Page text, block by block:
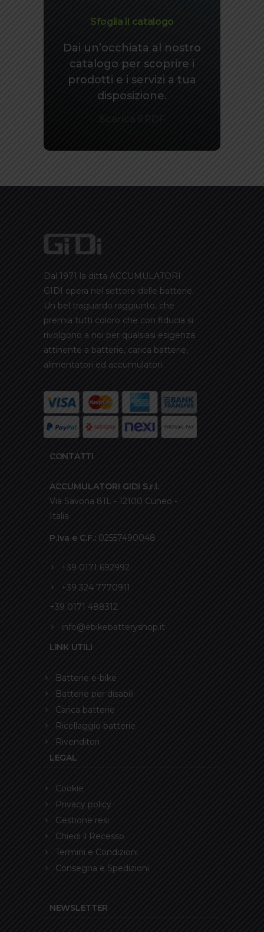
Sfoglia il catalogo
Dai un’occhiata al nostro
catalogo per scoprire i
prodotti e i servizi a tua
disposizione.
Scarica il PDF
Dal 1971 la ditta ACCUMULATORI
GIDI opera nel settore delle batterie.
Un bel traguardo raggiunto, che
premia tutti coloro che con fiducia si
rivolgono a noi per qualsiasi esigenza
attinente a batterie, carica batterie,
alimentatori ed accumulatori.
CONTATTI
ACCUMULATORI GIDI S.r.l.
Via Savona 81L - 12100 Cuneo -
Italia
P.Iva e C.F.: 02557490048
+39 0171 692992
+39 324 7770911
+39 0171 488312
info@ebikebatteryshop.it
LINK UTILI
Batterie e-bike
Batterie per disabili
Carica batterie
Ricellaggio batterie
Rivenditori
LEGAL
Cookie
Privacy policy
Gestione resi
Chiedi il Recesso
Termini e Condizioni
Consegna e Spedizioni
NEWSLETTER